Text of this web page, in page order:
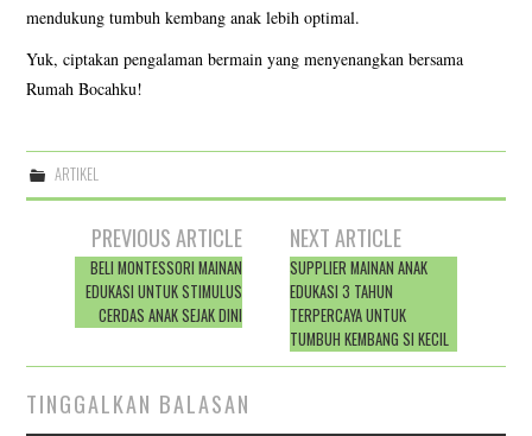
mendukung tumbuh kembang anak lebih optimal.
Yuk, ciptakan pengalaman bermain yang menyenangkan bersama
Rumah Bocahku!
ARTIKEL
navigation
PREVIOUS ARTICLE
BELI MONTESSORI MAINAN
EDUKASI UNTUK STIMULUS
CERDAS ANAK SEJAK DINI
NEXT ARTICLE
SUPPLIER MAINAN ANAK
EDUKASI 3 TAHUN
TERPERCAYA UNTUK
TUMBUH KEMBANG SI KECIL
TINGGALKAN BALASAN